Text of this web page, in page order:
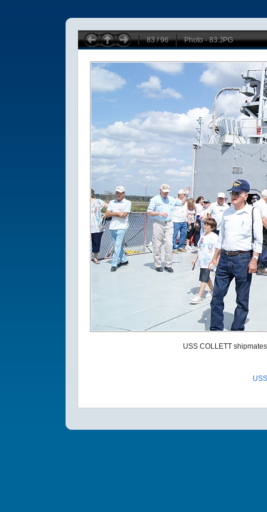
83 / 96 Photo - 83.JPG
USS COLLETT